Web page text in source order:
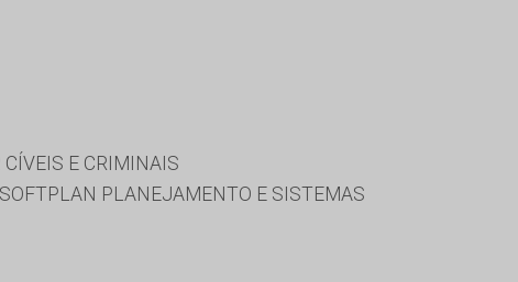
E CRIMINAIS
PLANEJAMENTO E SISTEMAS